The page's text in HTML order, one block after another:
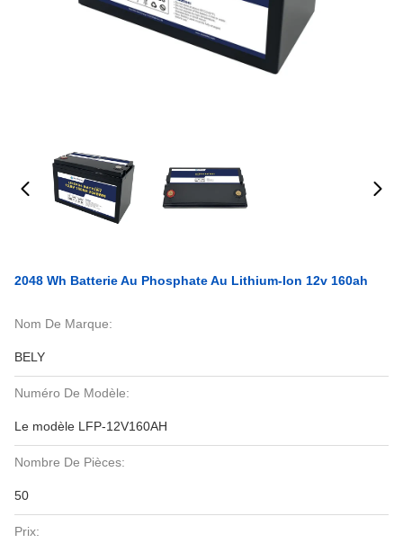
2048 Wh Batterie Au Phosphate Au Lithium-Ion 12v 160ah
Nom De Marque:
BELY
Numéro De Modèle:
Le modèle LFP-12V160AH
Nombre De Pièces:
50
Prix: